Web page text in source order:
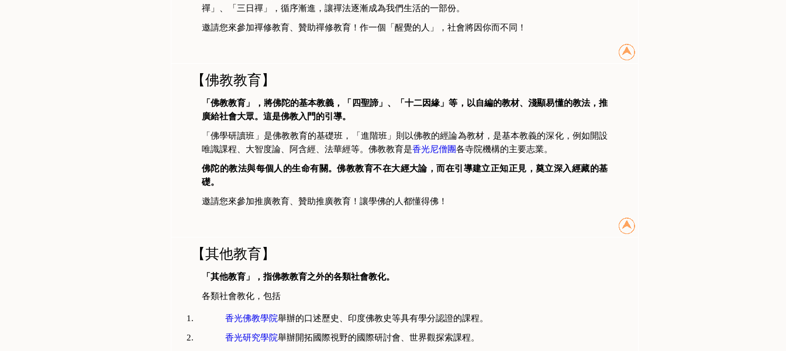
禪」、「三日禪」，循序漸進，讓禪法逐漸成為我們生活的一部份。
邀請您來參加禪修教育、贊助禪修教育！作一個「醒覺的人」，社會將因你而不同！
【佛教教育】
「佛教教育」，將佛陀的基本教義，「四聖諦」、「十二因緣」等，以自編的教材、淺顯易懂的教法，推
廣給社會大眾。這是佛教入門的引導。
「佛學研讀班」是佛教教育的基礎班，「進階班」則以佛教的經論為教材，是基本教義的深化，例如開設
唯識課程、大智度論、阿含經、法華經等。佛教教育是香光尼僧團各寺院機構的主要志業。
佛陀的教法與每個人的生命有關。佛教教育不在大經大論，而在引導建立正知正見，奠立深入經藏的基
礎。
邀請您來參加推廣教育、贊助推廣教育！讓學佛的人都懂得佛！
【其他教育】
「其他教育」，指佛教教育之外的各類社會教化。
各類社會教化，包括
香光佛教學院舉辦的口述歷史、印度佛教史等具有學分認證的課程。
香光研究學院舉辦開拓國際視野的國際研討會、世界觀探索課程。